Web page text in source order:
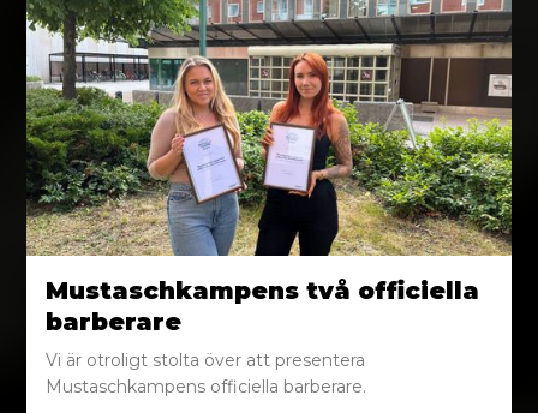
Mustaschkampens två officiella
barberare
Vi är otroligt stolta över att presentera
Mustaschkampens officiella barberare.